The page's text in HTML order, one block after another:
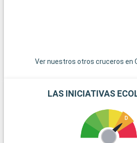
Ver nuestros otros cruceros en
LAS INICIATIVAS